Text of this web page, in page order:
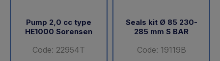
Pump 2,0 cc type
HE1000 Sorensen
Code: 22954T
Seals kit Ø 85 230-
285 mm S BAR
Code: 19119B